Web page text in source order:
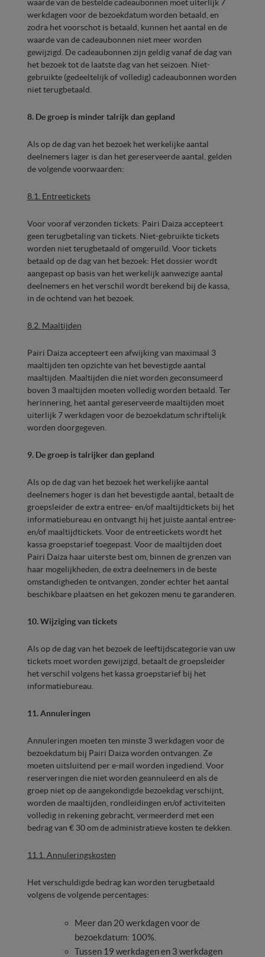
waarde van de bestelde cadeaubonnen moet uiterlijk 7
werkdagen voor de bezoekdatum worden betaald, en
zodra het voorschot is betaald, kunnen het aantal en de
waarde van de cadeaubonnen niet meer worden
gewijzigd. De cadeaubonnen zijn geldig vanaf de dag van
het bezoek tot de laatste dag van het seizoen. Niet-
gebruikte (gedeeltelijk of volledig) cadeaubonnen worden
niet terugbetaald.
8. De groep is minder talrijk dan gepland
Als op de dag van het bezoek het werkelijke aantal
deelnemers lager is dan het gereserveerde aantal, gelden
de volgende voorwaarden:
8.1. Entreetickets
Voor vooraf verzonden tickets: Pairi Daiza accepteert
geen terugbetaling van tickets. Niet-gebruikte tickets
worden niet terugbetaald of omgeruild. Voor tickets
betaald op de dag van het bezoek: Het dossier wordt
aangepast op basis van het werkelijk aanwezige aantal
deelnemers en het verschil wordt berekend bij de kassa,
in de ochtend van het bezoek.
8.2. Maaltijden
Pairi Daiza accepteert een afwijking van maximaal 3
maaltijden ten opzichte van het bevestigde aantal
maaltijden. Maaltijden die niet worden geconsumeerd
boven 3 maaltijden moeten volledig worden betaald. Ter
herinnering, het aantal gereserveerde maaltijden moet
uiterlijk 7 werkdagen voor de bezoekdatum schriftelijk
worden doorgegeven.
9. De groep is talrijker dan gepland
Als op de dag van het bezoek het werkelijke aantal
deelnemers hoger is dan het bevestigde aantal, betaalt de
groepsleider de extra entree- en/of maaltijdtickets bij het
informatiebureau en ontvangt hij het juiste aantal entree-
en/of maaltijdtickets. Voor de entreetickets wordt het
kassa groepstarief toegepast. Voor de maaltijden doet
Pairi Daiza haar uiterste best om, binnen de grenzen van
haar mogelijkheden, de extra deelnemers in de beste
omstandigheden te ontvangen, zonder echter het aantal
beschikbare plaatsen en het gekozen menu te garanderen.
10. Wijziging van tickets
Als op de dag van het bezoek de leeftijdscategorie van uw
tickets moet worden gewijzigd, betaalt de groepsleider
het verschil volgens het kassa groepstarief bij het
informatiebureau.
11. Annuleringen
Annuleringen moeten ten minste 3 werkdagen voor de
bezoekdatum bij Pairi Daiza worden ontvangen. Ze
moeten uitsluitend per e-mail worden ingediend. Voor
reserveringen die niet worden geannuleerd en als de
groep niet op de aangekondigde bezoekdag verschijnt,
worden de maaltijden, rondleidingen en/of activiteiten
volledig in rekening gebracht, vermeerderd met een
bedrag van € 30 om de administratieve kosten te dekken.
11.1. Annuleringskosten
Het verschuldigde bedrag kan worden terugbetaald
volgens de volgende percentages:
Meer dan 20 werkdagen voor de
bezoekdatum: 100%.
Tussen 19 werkdagen en 3 werkdagen